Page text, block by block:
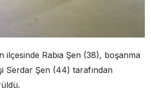
ilçesinde Rabia Şen (38), boşanma
Serdar Şen (44) tarafından